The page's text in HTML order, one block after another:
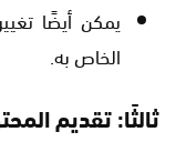
يمكن أيضًا
الخاص به.
ثالثًا: تقديم